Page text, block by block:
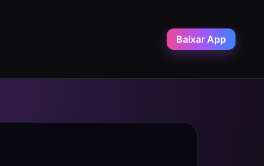
Baixar App